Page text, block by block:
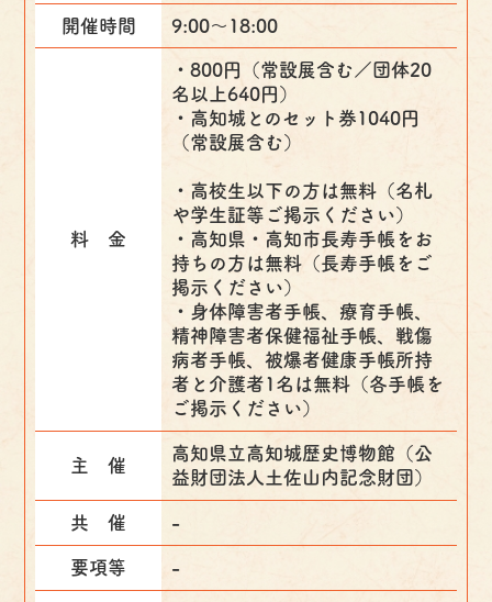
開催時間 9:00～18:00
料 金
・800円（常設展含む／団体20
名以上640円）
・高知城とのセット券1040円
（常設展含む）
・高校生以下の方は無料（名札
や学生証等ご掲示ください）
・高知県・高知市長寿手帳をお
持ちの方は無料（長寿手帳をご
掲示ください）
・身体障害者手帳、療育手帳、
精神障害者保健福祉手帳、戦傷
病者手帳、被爆者健康手帳所持
者と介護者1名は無料（各手帳を
ご掲示ください）
主 催
高知県立高知城歴史博物館（公
益財団法人土佐山内記念財団）
共 催 -
要項等 -